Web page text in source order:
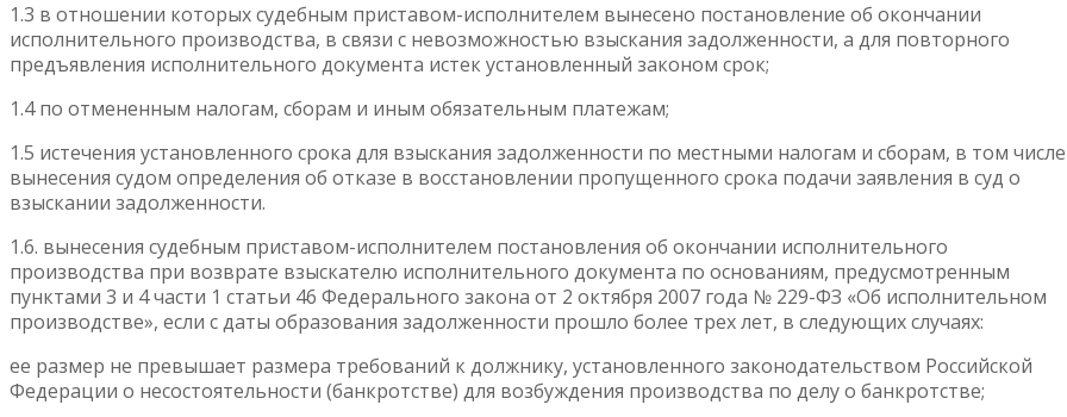
1.3 в отношении которых судебным приставом-исполнителем вынесено постановление об окончании
исполнительного производства, в связи с невозможностью взыскания задолженности, а для повторного
предъявления исполнительного документа истек установленный законом срок;
1.4 по отмененным налогам, сборам и иным обязательным платежам;
1.5 истечения установленного срока для взыскания задолженности по местными налогам и сборам, в том числе
вынесения судом определения об отказе в восстановлении пропущенного срока подачи заявления в суд о
взыскании задолженности.
1.6. вынесения судебным приставом-исполнителем постановления об окончании исполнительного
производства при возврате взыскателю исполнительного документа по основаниям, предусмотренным
пунктами 3 и 4 части 1 статьи 46 Федерального закона от 2 октября 2007 года № 229-ФЗ «Об исполнительном
производстве», если с даты образования задолженности прошло более трех лет, в следующих случаях:
ее размер не превышает размера требований к должнику, установленного законодательством Российской
Федерации о несостоятельности (банкротстве) для возбуждения производства по делу о банкротстве;